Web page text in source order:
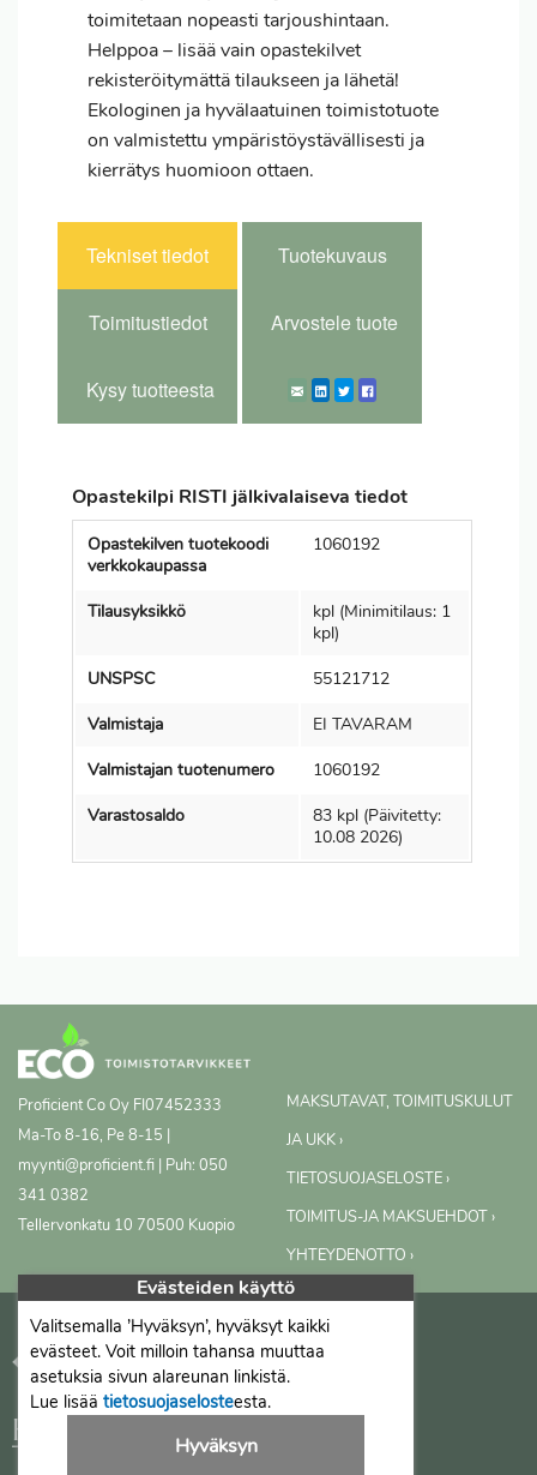
toimitetaan nopeasti tarjoushintaan.
Helppoa – lisää vain opastekilvet
rekisteröitymättä tilaukseen ja lähetä!
Ekologinen ja hyvälaatuinen toimistotuote
on valmistettu ympäristöystävällisesti ja
kierrätys huomioon ottaen.
Tekniset tiedot Tuotekuvaus
Toimitustiedot Arvostele tuote
Kysy tuotteesta
Opastekilpi RISTI jälkivalaiseva tiedot
Opastekilven tuotekoodi
verkkokaupassa
1060192
Tilausyksikkö
kpl (Minimitilaus: 1
kpl)
UNSPSC
55121712
Valmistaja
EI TAVARAM
Valmistajan tuotenumero
1060192
Varastosaldo
83 kpl (Päivitetty:
10.08 2026)
Proficient Co Oy FI07452333
Ma-To 8-16, Pe 8-15 |
myynti@proficient.fi | Puh: 050
341 0382
Tellervonkatu 10 70500 Kuopio
MAKSUTAVAT, TOIMITUSKULUT
JA UKK ›
TIETOSUOJASELOSTE ›
TOIMITUS-JA MAKSUEHDOT ›
YHTEYDENOTTO ›
Evästeiden käyttö
Valitsemalla ’Hyväksyn’, hyväksyt kaikki
evästeet. Voit milloin tahansa muuttaa
asetuksia sivun alareunan linkistä.
Lue lisää tietosuojaselosteesta.
Hyväksyn